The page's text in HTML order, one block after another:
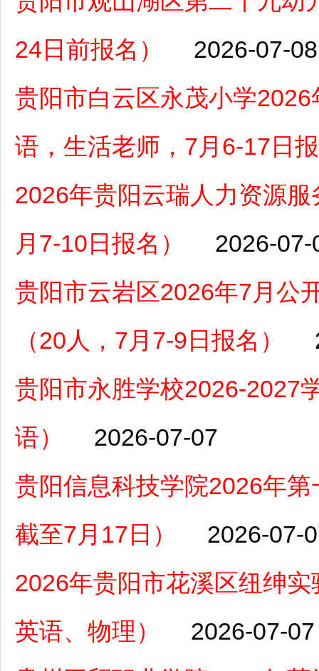
24日前报名）
2026-07-08
贵阳市白云区永茂小学
语，生活老师，7月6-17日
2026年贵阳云瑞人力资源
月7-10日报名）
2026-07-
贵阳市云岩区2026年7月公
（20人，7月7-9日报名）
贵阳市永胜学校2026-2027
语）
2026-07-07
贵阳信息科技学院2026年
截至7月17日）
2026-07-
2026年贵阳市花溪区纽绅
英语、物理）
2026-07-07